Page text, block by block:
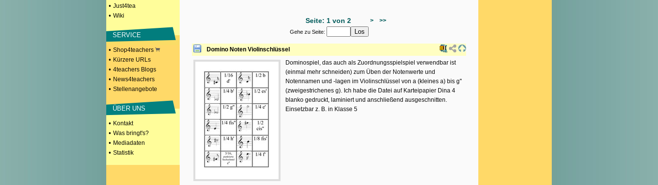
• Just4tea
• Wiki
SERVICE
• Shop4teachers
• Kürzere URLs
• 4teachers Blogs
• News4teachers
• Stellenangebote
ÜBER UNS
• Kontakt
• Was bringt's?
• Mediadaten
• Statistik
Seite: 1 von 2 > >>
Gehe zu Seite:
Domino Noten Violinschlüssel
Dominospiel, das auch als Zuordnungsspielspiel verwendbar ist
(einmal mehr schneiden) zum Üben der Notenwerte und
Notennamen und -lagen im Violinschlüssel von a (kleines a) bis g''
(zweigestrichenes g). Ich habe die Datei auf Karteipapier Dina 4
blanko gedruckt, laminiert und anschließend ausgeschnitten.
Einsetzbar z. B. in Klasse 5